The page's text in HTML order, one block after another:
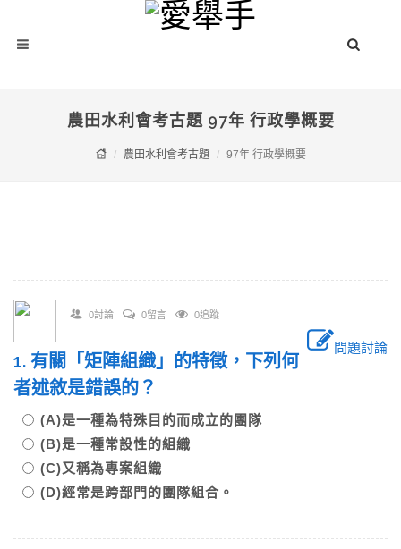
農田水利會考古題 97年 行政學概要
農田水利會考古題 97年 行政學概要
0討論 0留言 0追蹤
問題討論
1. 有關「矩陣組織」的特徵，下列何
者述敘是錯誤的？
(A)是一種為特殊目的而成立的團隊
(B)是一種常設性的組織
(C)又稱為專案組織
(D)經常是跨部門的團隊組合。